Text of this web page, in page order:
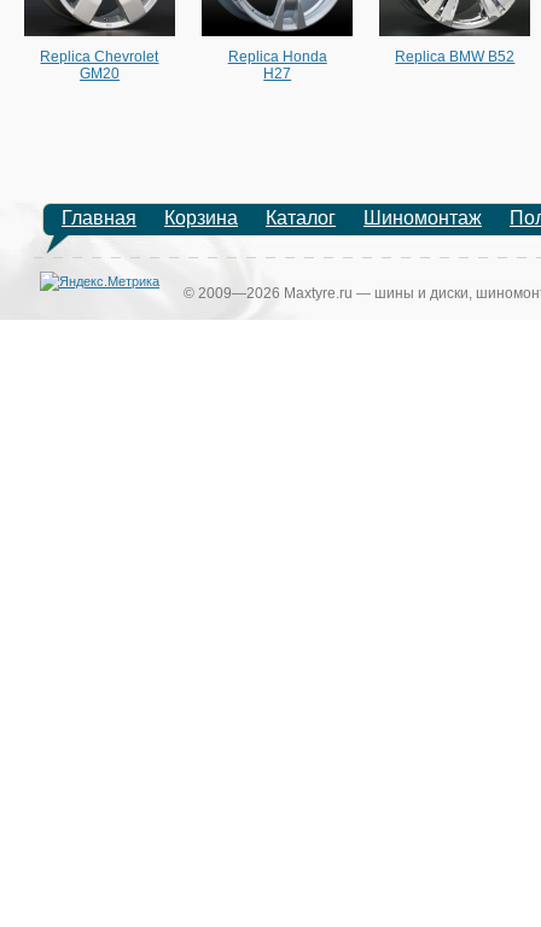
Replica Chevrolet
GM20
Replica Honda
H27
Replica BMW B52
Главная Корзина Каталог Шиномонтаж
© 2009—2026 Maxtyre.ru — шины и диски,